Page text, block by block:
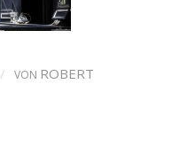
/ VON ROBERT